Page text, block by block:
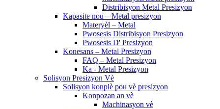
Distribisyon Metal Presizyon
Kapasite nou—Metal presizyon
Materyèl – Metal
Pwosesis Distribisyon Presizyon
Pwosesis D' Presizyon
Konesans – Metal Presizyon
FAQ – Metal Presizyon
Ka - Metal Presizyon
Solisyon Presizyon Vè
Solisyon konplè pou vè presizyon
Konpozan an vè
Machinasyon vè